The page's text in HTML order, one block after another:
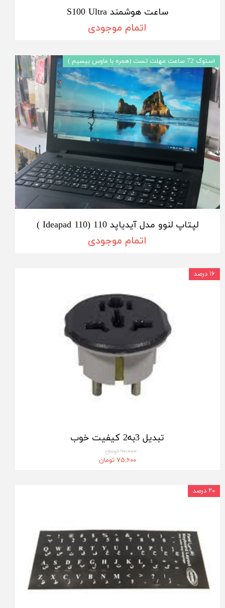
ساعت هوشمند S100 Ultra
اتمام موجودی
لپتاپ لنوو مدل آیدیاپد 110 (Ideapad 110 )
اتمام موجودی
استوک 72 ساعت مهلت تست (همره با ماوس بیسیم )
تبدیل 3به2 کیفیت خوب
۹۰,۰۰۰ تومان
۷۵,۶۰۰ تومان
۱۶ درصد
۲۰ درصد